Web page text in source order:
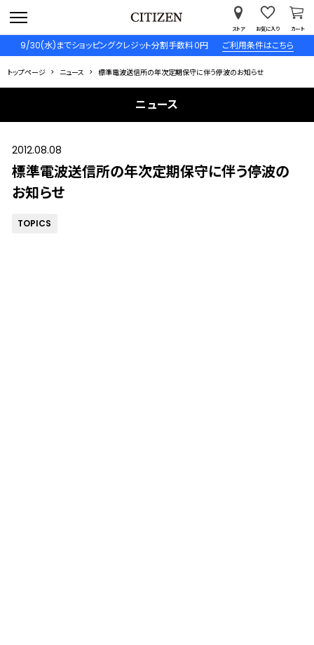
9/30(水)までショッピングクレジット分割手数料０円 ご利用条件はこちら
ストア お気に入り カート
トップページ ニュース 標準電波送信所の年次定期保守に伴う停波のお知らせ
ニュース
2012.08.08
標準電波送信所の年次定期保守に伴う停波の
お知らせ
TOPICS